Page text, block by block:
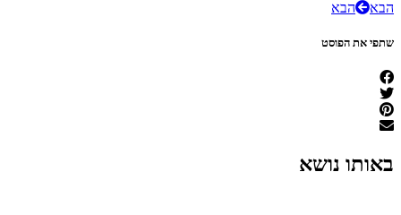
הבא הבא
שתפי את הפוסט
באותו נושא